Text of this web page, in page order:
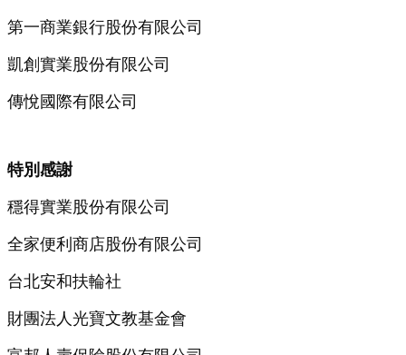
第一商業銀行股份有限公司
凱創實業股份有限公司
傳悅國際有限公司
特別感謝
穩得實業股份有限公司
全家便利商店股份有限公司
台北安和扶輪社
財團法人光寶文教基金會